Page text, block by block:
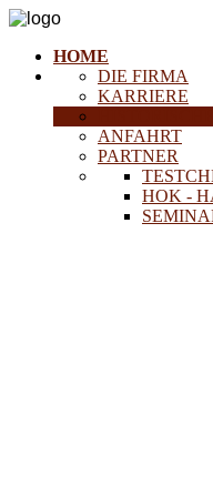
HOME
DIE FIRMA
KARRIERE
ANFAHRT
PARTNER
HOK -